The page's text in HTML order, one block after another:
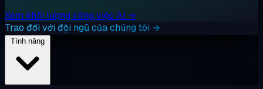
Xem khối lượng công việc AI →
Trao đổi với đội ngũ của chúng tôi →